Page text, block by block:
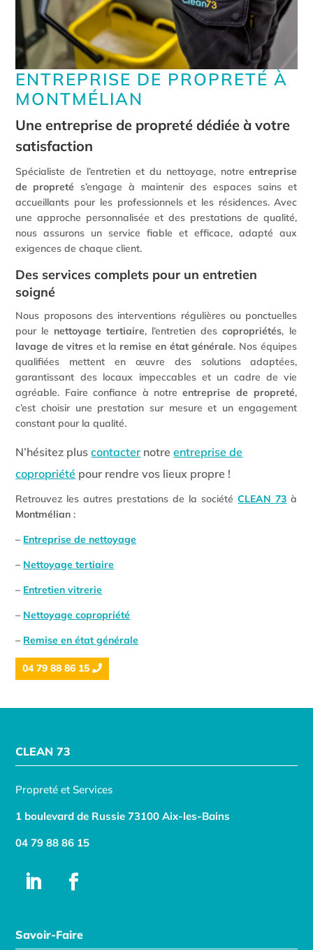
ENTREPRISE DE PROPRETÉ À
MONTMÉLIAN
Une entreprise de propreté dédiée à votre
satisfaction
Spécialiste de l’entretien et du nettoyage, notreentreprise
de propreté s’engage à maintenir des espaces sains et
accueillants pour les professionnels et les résidences. Avec
une approche personnalisée et des prestations de qualité,
nous assurons un service fiable et efficace, adapté aux
exigences de chaque client.
Des services complets pour un entretien
soigné
Nous proposons des interventions régulières ou ponctuelles
pour le nettoyage tertiaire, l’entretien descopropriétés, le
lavage de vitres et la remise en état générale. Nos équipes
qualifiées mettent en œuvre des solutions adaptées,
garantissant des locaux impeccables et un cadre de vie
agréable. Faire confiance à notreentreprise de propreté,
c’est choisir une prestation sur mesure et un engagement
constant pour la qualité.
N’hésitez pluscontacter notreentreprise de
copropriété pour rendre vos lieux propre !
Retrouvez les autres prestations de la sociétéCLEAN 73 à
Montmélian :
– Entreprise de nettoyage
– Nettoyage tertiaire
– Entretien vitrerie
– Nettoyage copropriété
– Remise en état générale
04 79 88 86 15
CLEAN 73
Propreté et Services
1 boulevard de Russie 73100 Aix-les-Bains
04 79 88 86 15
Savoir-Faire